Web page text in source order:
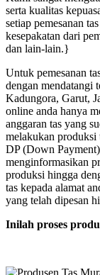
serta kualitas
setiap pemesanan
kesepakatan dari
dan lain-lain.}
Untuk pemesanan
dengan mendatangi
Kadungora, Garut,
online anda hanya
anggaran tas yang
melakukan produksi
DP (Down
menginformasikan
produksi hingga
tas kepada alamat
yang telah dipesan
Inilah proses